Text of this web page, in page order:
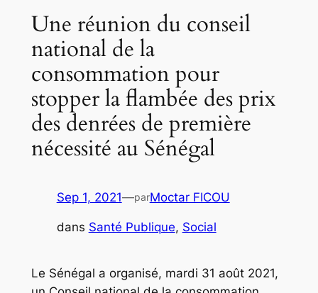
Une réunion du conseil
national de la
consommation pour
stopper la flambée des prix
des denrées de première
nécessité au Sénégal
Sep 1, 2021—parMoctar FICOU
dans Santé Publique, Social
Le Sénégal a organisé, mardi 31 août 2021,